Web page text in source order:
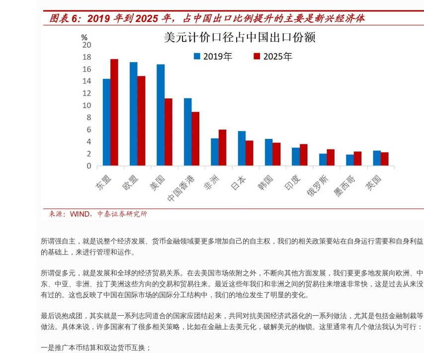
所谓强自主，就是说整个经济发展、货币金融领域要更多增加自己的自主权，我们的相关政策要站在自身运行需要和自身利益
的基础上，来进行管理和运作。
所谓促多元，就是发展和全球的经济贸易关系。在去美国市场依附之外，不断向其他方面发展，我们要更多地发展向欧洲、中
东、中亚、非洲、拉丁美洲这些方向的交易和贸易往来。最近这些年我们和非洲之间的贸易往来增速非常快，这是过去从来没
有过的。这也反映了中国在国际市场的国际分工结构中，我们的地位发生了明显的变化。
最后说抱成团，其实就是一系列志同道合的国家应团结起来，共同对抗美国经济武器化的一系列做法，尤其是包括金融制裁等
做法。具体来说，许多国家有了很多相关策略，比如在金融上去美元化，破解美元的枷锁。这里通常有几个做法我认为可行：
一是推广本币结算和双边货币互换；